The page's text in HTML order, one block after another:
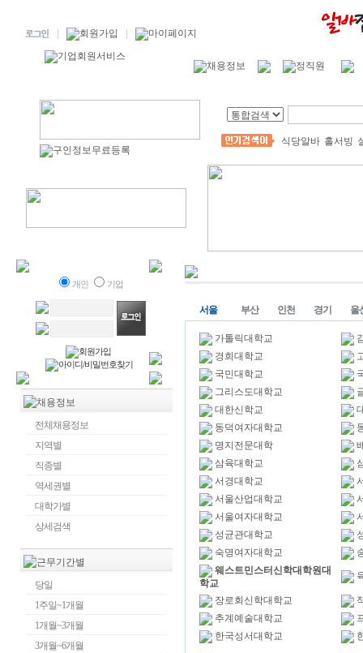
식당알바 홀서빙
개인 기업
전체채용정보
지역별
직종별
역세권별
대학가별
상세검색
당일
1주일~1개월
1개월~3개월
3개월~6개월
서울 부산 인천 경기 울
가톨릭대학교
경희대학교
국민대학교
그리스도대학교
대한신학교
동덕여자대학교
명지전문대학
삼육대학교
서경대학교
서울산업대학교
서울여자대학교
성균관대학교
숙명여자대학교
웨스트민스터신학대학원대
학교
장로회신학대학교
추계예술대학교
한국성서대학교